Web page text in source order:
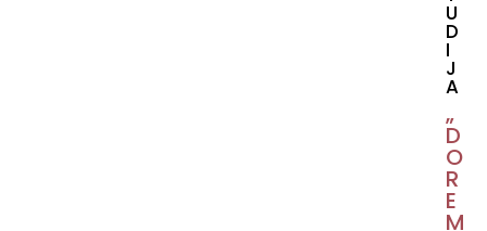
U
D
I
J
A
„
D
O
R
E
M